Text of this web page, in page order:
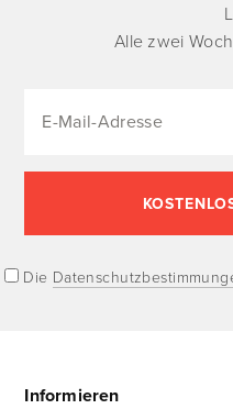
Alle zwei
Die
Informieren